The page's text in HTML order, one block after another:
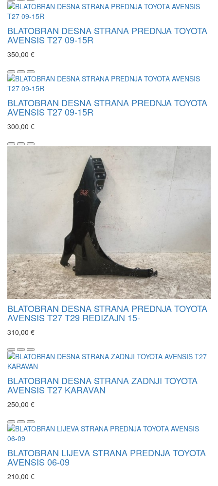
BLATOBRAN DESNA STRANA PREDNJA TOYOTA
AVENSIS T27 09-15R
350,00 €
BLATOBRAN DESNA STRANA PREDNJA TOYOTA
AVENSIS T27 09-15R
300,00 €
BLATOBRAN DESNA STRANA PREDNJA TOYOTA
AVENSIS T27 T29 REDIZAJN 15-
310,00 €
BLATOBRAN DESNA STRANA ZADNJI TOYOTA
AVENSIS T27 KARAVAN
250,00 €
BLATOBRAN LIJEVA STRANA PREDNJA TOYOTA
AVENSIS 06-09
210,00 €